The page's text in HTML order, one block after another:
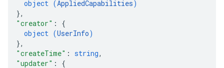
object (AppliedCapabilities)
},
"creator" : {
object (UserInfo)
},
"createTime" : string,
"updater" : {